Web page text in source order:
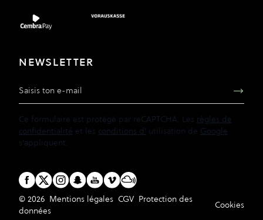
NEWSLETTER
Adresse e-mail
Ce formulaire est protégé par reCAPTCHA. Les règles de
confidentialité et les conditions d' utilisation de Google
s'appliquent.
© 2026 Mentions légales CGV Protection des
données
Cookies